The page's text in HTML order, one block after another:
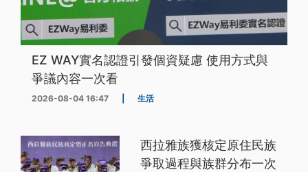
EZ WAY實名認證引發個資疑慮 使用方式與
爭議內容一次看
2026-08-04 16:47 生活
西拉雅族獲核定原住民族
爭取過程與族群分布一次